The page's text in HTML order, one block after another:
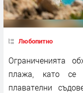
Любопитно
Ограниченията
плажа, като се
плавателни